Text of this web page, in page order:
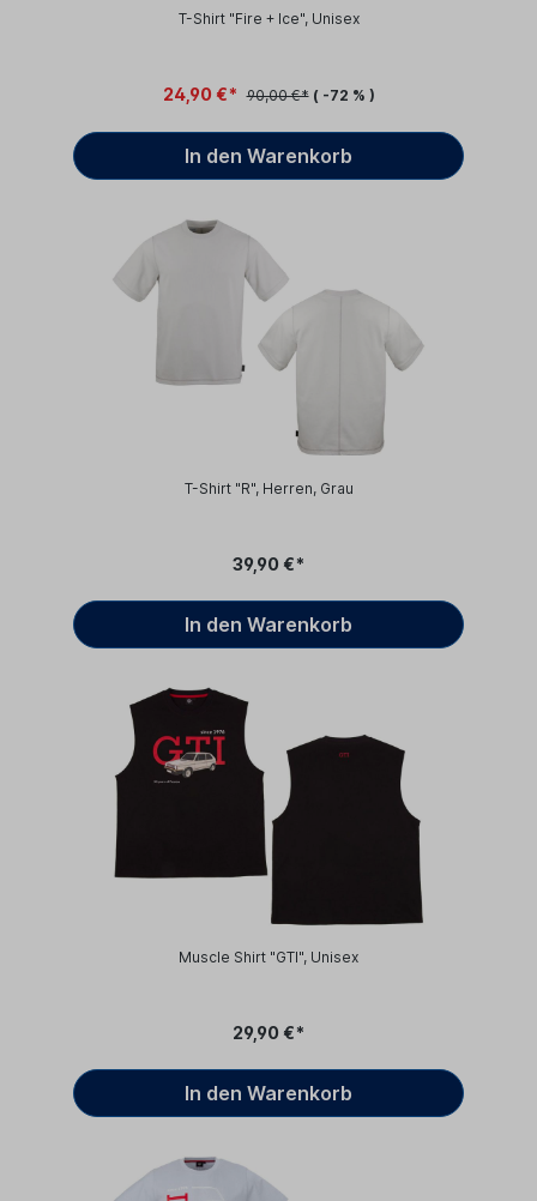
T-Shirt "Fire + Ice", Unisex
24,90 €* 90,00 €* ( -72 % )
In den Warenkorb
T-Shirt "R", Herren, Grau
39,90 €*
In den Warenkorb
Muscle Shirt "GTI", Unisex
29,90 €*
In den Warenkorb